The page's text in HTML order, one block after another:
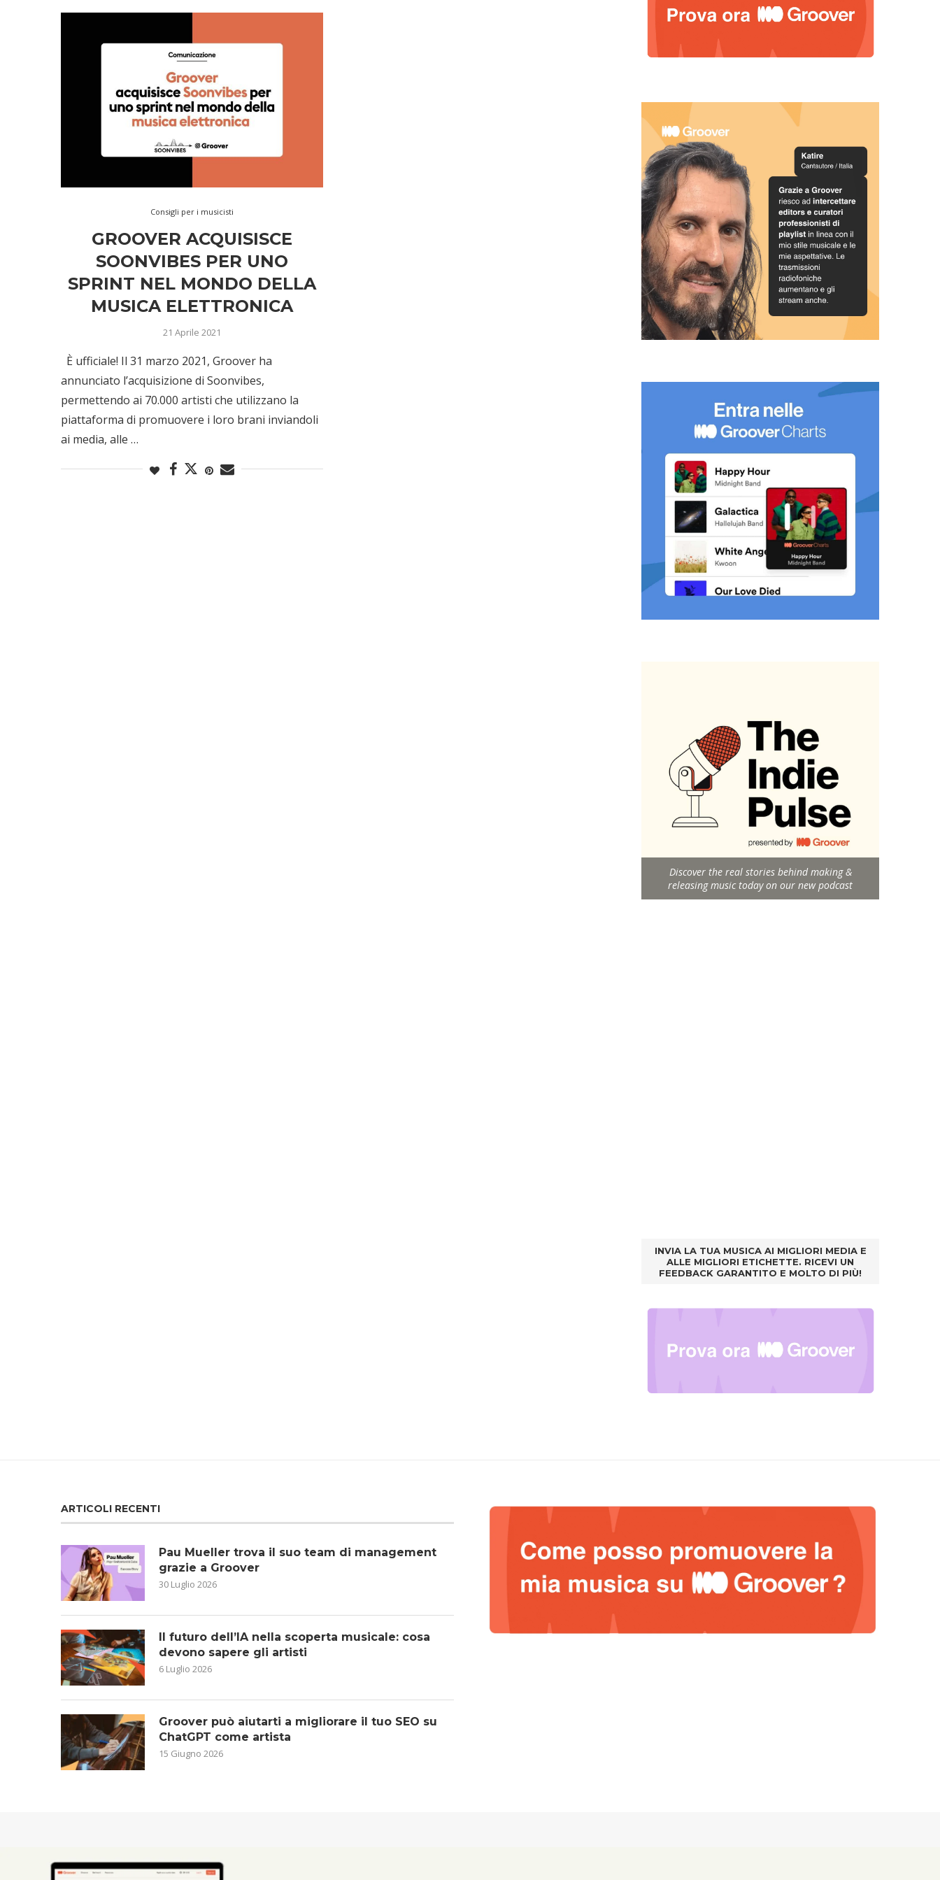
Consigli per i musicisti
GROOVER ACQUISISCE
SOONVIBES PER UNO
SPRINT NEL MONDO DELLA
MUSICA ELETTRONICA
21 Aprile 2021
È ufficiale! Il 31 marzo 2021, Groover ha
annunciato l’acquisizione di Soonvibes,
permettendo ai 70.000 artisti che utilizzano la
piattaforma di promuovere i loro brani inviandoli
ai media, alle …
Discover the real stories behind making &
releasing music today on our new podcast
INVIA LA TUA MUSICA AI MIGLIORI MEDIA E
ALLE MIGLIORI ETICHETTE. RICEVI UN
FEEDBACK GARANTITO E MOLTO DI PIÙ!
ARTICOLI RECENTI
Pau Mueller trova il suo team di management
grazie a Groover
30 Luglio 2026
Il futuro dell’IA nella scoperta musicale: cosa
devono sapere gli artisti
6 Luglio 2026
Groover può aiutarti a migliorare il tuo SEO su
ChatGPT come artista
15 Giugno 2026